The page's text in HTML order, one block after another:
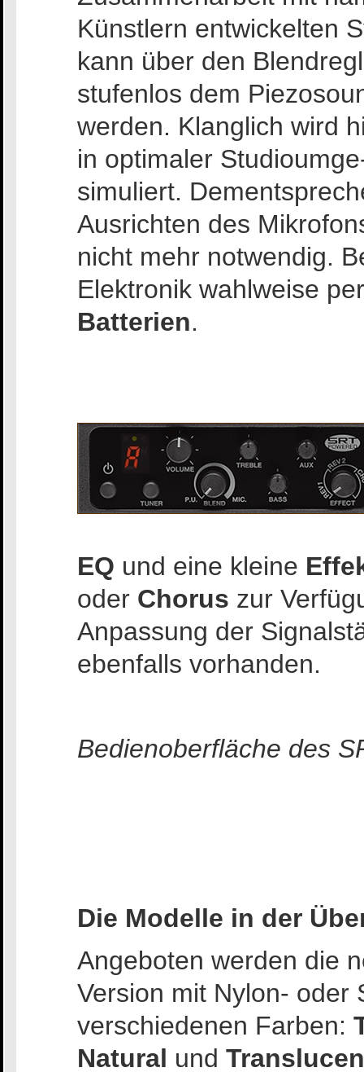
Künstlern entwickelten
kann über den
stufenlos dem
werden. Klanglich wird
in optimaler
simuliert.
Ausrichten des
nicht mehr notwendig.
Elektronik wahlweise
Batterien.
EQ und eine kleine
oder Chorus zur
Anpassung der
ebenfalls vorhanden.
Bedienoberfläche des
Die Modelle in der
Angeboten werden die
Version mit Nylon- oder
verschiedenen Farben:
Natural und